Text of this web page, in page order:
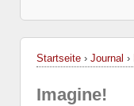
Startseite › Journal ›
Imagine!